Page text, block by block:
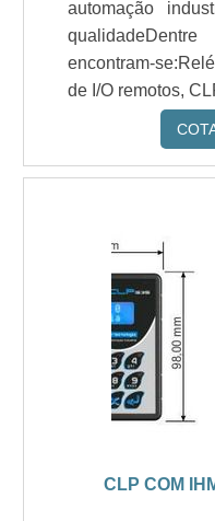
automação
encontram-
de I/O remotos,
CLP COM